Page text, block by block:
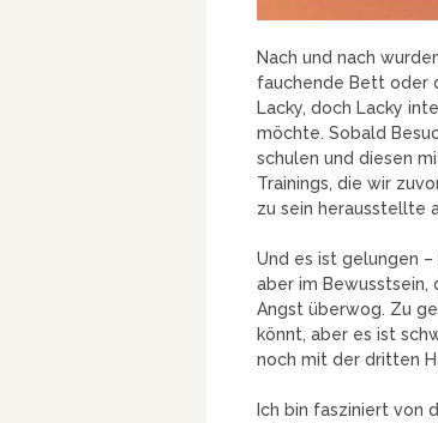
Nach und nach
fauchende Bett oder
Lacky, doch Lacky
möchte. Sobald
schulen und diesen
Trainings, die wir
zu sein herausstellte
Und es ist gelungen
aber im Bewusstsein,
Angst überwog. Zu
könnt, aber es ist
noch mit der dritten
Ich bin fasziniert von